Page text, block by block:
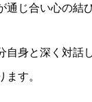
通じ合い心の結
自身と深く対話
す。